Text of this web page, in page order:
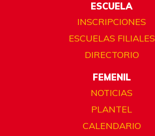
ESCUELA
INSCRIPCIONES
ESCUELAS FILIALES
DIRECTORIO
FEMENIL
NOTICIAS
PLANTEL
CALENDARIO